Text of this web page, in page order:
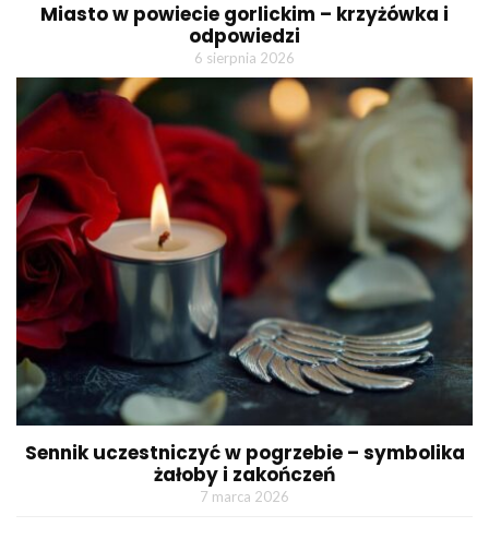
Miasto w powiecie gorlickim – krzyżówka i
odpowiedzi
6 sierpnia 2026
Sennik uczestniczyć w pogrzebie – symbolika
żałoby i zakończeń
7 marca 2026